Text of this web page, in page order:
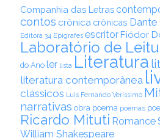
Companhia das Letras
contos crônica crônicas Dante
Editora 34 Epígrafes escritor Fiódor
Laboratório de
do Ano ler lista Literatura
literatura contemporânea
clássicos Luis Fernando Veríssimo
narrativas obra poema poemas
Ricardo Mituti Romance
William Shakespeare